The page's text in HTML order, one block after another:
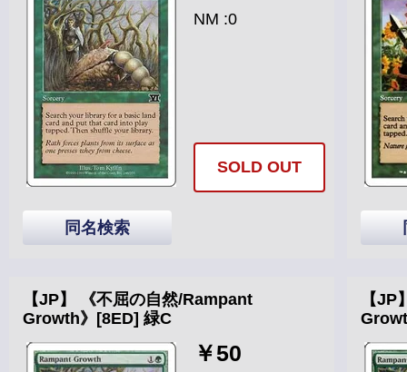
NM :0
SOLD OUT
同名検索
【JP】 《不屈の自然/Rampant
Growth》[8ED] 緑C
￥50
【